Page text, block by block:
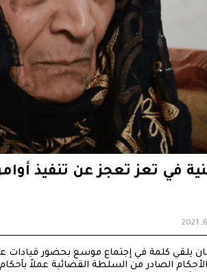
في تعز تعجز عن تنفيذ
يلقي كلمة في إجتماع موسع بحضور قيادات
الصادر من السلطة القضائية عملاً